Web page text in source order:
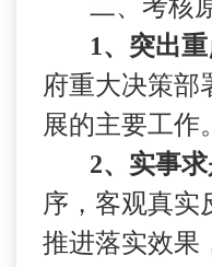
二、考核
1、突出
府重大决策部
展的主要工作。
2、实事
序，客观真实
推进落实效果